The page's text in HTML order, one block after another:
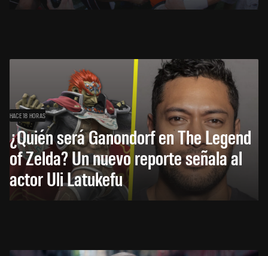
HACE 18 HORAS
¿Quién será Ganondorf en The Legend
of Zelda? Un nuevo reporte señala al
actor Uli Latukefu